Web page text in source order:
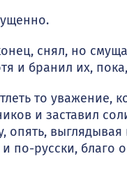
снял, но
и бранил их,
то уваже­ние,
и заставил
опять,
русски, благо